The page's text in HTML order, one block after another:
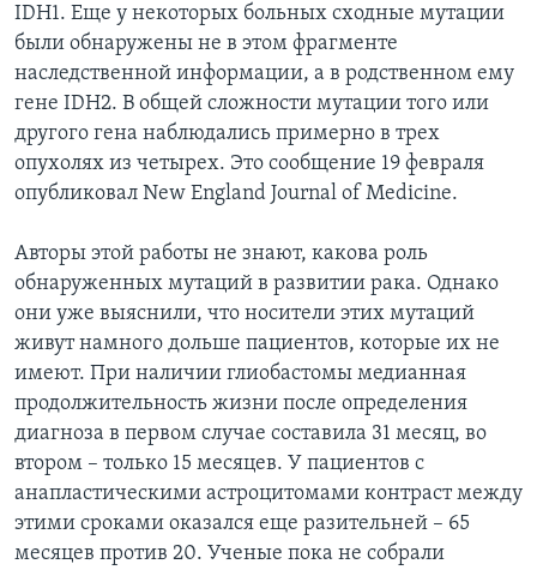
IDH1. Еще у некоторых больных сходные мутации
были обнаружены не в этом фрагменте
наследственной информации, а в родственном ему
гене IDH2. В общей сложности мутации того или
другого гена наблюдались примерно в трех
опухолях из четырех. Это сообщение 19 февраля
опубликовал New England Journal of Medicine.
Авторы этой работы не знают, какова роль
обнаруженных мутаций в развитии рака. Однако
они уже выяснили, что носители этих мутаций
живут намного дольше пациентов, которые их не
имеют. При наличии глиобастомы медианная
продолжительность жизни после определения
диагноза в первом случае составила 31 месяц, во
втором – только 15 месяцев. У пациентов с
анапластическими астроцитомами контраст между
этими сроками оказался еще разительней – 65
месяцев против 20. Ученые пока не собрали